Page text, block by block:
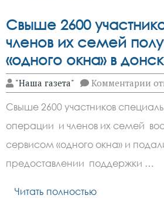
Свыше 2600
членов их семей
«одного окна» в
"Наша газета" Комментарии к
и
Свыше 2600 участников
операции и членов их семей
сервисом «одного окна» и
предоставлении поддержки …
Читать полностью